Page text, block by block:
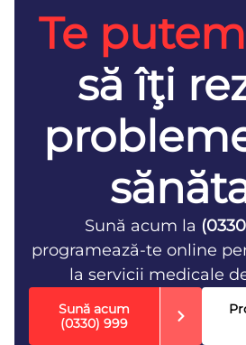
Te
să îţi
Sună acum la
programează-te online
la servicii medicale
Sună acum
(0330) 999